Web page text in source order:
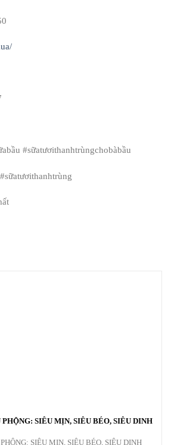
#sữatươithanhtrùngchobàbầu
SIÊU MỊN, SIÊU BÉO, SIÊU DINH
SIÊU MỊN, SIÊU BÉO, SIÊU DINH